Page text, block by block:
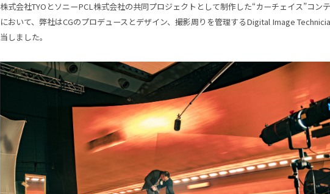
株式会社TYOとソニーPCL株式会社の共同プロジェクトとして制作した“カーチェイス”コン
において、弊社はCGのプロデュースとデザイン、撮影周りを管理するDigital Image
当しました。